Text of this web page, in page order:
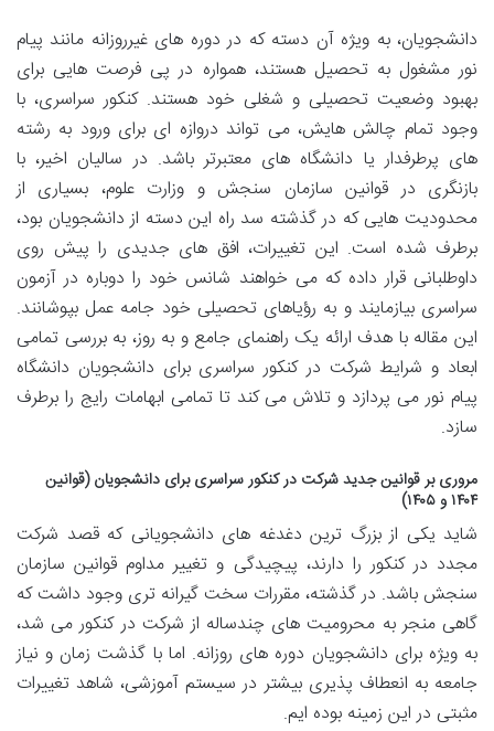
دانشجویان، به ویژه آن دسته که در دوره های غیرروزانه مانند پیام
نور مشغول به تحصیل هستند، همواره در پی فرصت هایی برای
بهبود وضعیت تحصیلی و شغلی خود هستند. کنکور سراسری، با
وجود تمام چالش هایش، می تواند دروازه ای برای ورود به رشته
های پرطرفدار یا دانشگاه های معتبرتر باشد. در سالیان اخیر، با
بازنگری در قوانین سازمان سنجش و وزارت علوم، بسیاری از
محدودیت هایی که در گذشته سد راه این دسته از دانشجویان بود،
برطرف شده است. این تغییرات، افق های جدیدی را پیش روی
داوطلبانی قرار داده که می خواهند شانس خود را دوباره در آزمون
سراسری بیازمایند و به رؤیاهای تحصیلی خود جامه عمل بپوشانند.
این مقاله با هدف ارائه یک راهنمای جامع و به روز، به بررسی تمامی
ابعاد و شرایط شرکت در کنکور سراسری برای دانشجویان دانشگاه
پیام نور می پردازد و تلاش می کند تا تمامی ابهامات رایج را برطرف
سازد.
مروری بر قوانین جدید شرکت در کنکور سراسری برای دانشجویان (قوانین
۱۴۰۴ و ۱۴۰۵)
شاید یکی از بزرگ ترین دغدغه های دانشجویانی که قصد شرکت
مجدد در کنکور را دارند، پیچیدگی و تغییر مداوم قوانین سازمان
سنجش باشد. در گذشته، مقررات سخت گیرانه تری وجود داشت که
گاهی منجر به محرومیت های چندساله از شرکت در کنکور می شد،
به ویژه برای دانشجویان دوره های روزانه. اما با گذشت زمان و نیاز
جامعه به انعطاف پذیری بیشتر در سیستم آموزشی، شاهد تغییرات
مثبتی در این زمینه بوده ایم.